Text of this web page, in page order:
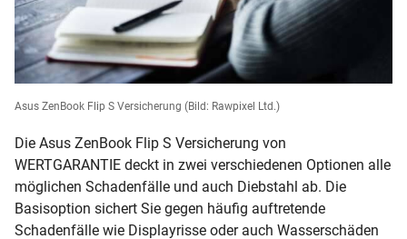
Asus ZenBook Flip S Versicherung (Bild: Rawpixel Ltd.)
Die Asus ZenBook Flip S Versicherung von
WERTGARANTIE deckt in zwei verschiedenen Optionen alle
möglichen Schadenfälle und auch Diebstahl ab. Die
Basisoption sichert Sie gegen häufig auftretende
Schadenfälle wie Displayrisse oder auch Wasserschäden